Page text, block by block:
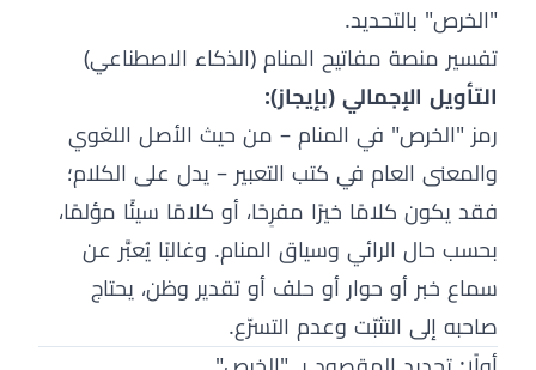
"الخرص" بالتحديد.
تفسير منصة مفاتيح المنام (الذكاء الاصطناعي)
التأويل الإجمالي (بإيجاز):
رمز "الخرص" في المنام – من حيث الأصل اللغوي
والمعنى العام في كتب التعبير – يدل على الكلام؛
فقد يكون كلامًا خيرًا مفرِحًا، أو كلامًا سيئًا مؤلمًا،
بحسب حال الرائي وسياق المنام. وغالبًا يُعبَّر عن
سماع خبر أو حوار أو حلف أو تقدير وظن، يحتاج
صاحبه إلى التثبّت وعدم التسرّع.